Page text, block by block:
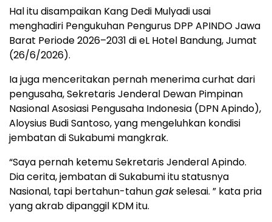
Hal itu disampaikan Kang Dedi Mulyadi usai
menghadiri Pengukuhan Pengurus DPP APINDO Jawa
Barat Periode 2026–2031 di eL Hotel Bandung, Jumat
(26/6/2026).
Ia juga menceritakan pernah menerima curhat dari
pengusaha, Sekretaris Jenderal Dewan Pimpinan
Nasional Asosiasi Pengusaha Indonesia (DPN Apindo),
Aloysius Budi Santoso, yang mengeluhkan kondisi
jembatan di Sukabumi mangkrak.
“Saya pernah ketemu Sekretaris Jenderal Apindo.
Dia cerita, jembatan di Sukabumi itu statusnya
Nasional, tapi bertahun-tahungakselesai. ” kata pria
yang akrab dipanggil KDM itu.